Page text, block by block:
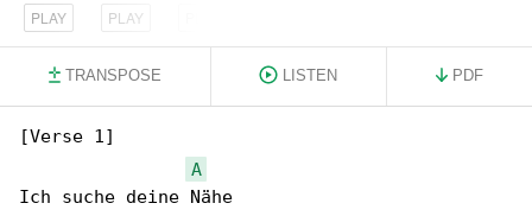
PLAY PLAY
TRANSPOSE LISTEN PDF
[Verse 1]
A
Ich suche deine Nähe